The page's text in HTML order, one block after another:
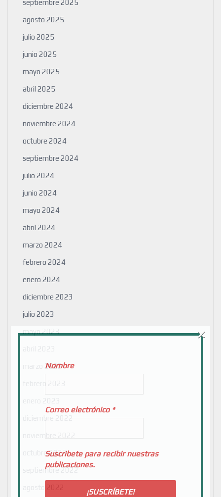
septiembre 2025
agosto 2025
julio 2025
junio 2025
mayo 2025
abril 2025
diciembre 2024
noviembre 2024
octubre 2024
septiembre 2024
julio 2024
junio 2024
mayo 2024
abril 2024
marzo 2024
febrero 2024
enero 2024
diciembre 2023
julio 2023
mayo 2023
marzo 2023
diciembre 2022
octubre 2022
septiembre 2022
Nombre
Correo electrónico *
Suscribete para recibir nuestras
publicaciones.
×